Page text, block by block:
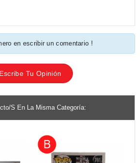
en escribir un comentario !
Escribe Tu Opinión
s En La Misma Categoría: